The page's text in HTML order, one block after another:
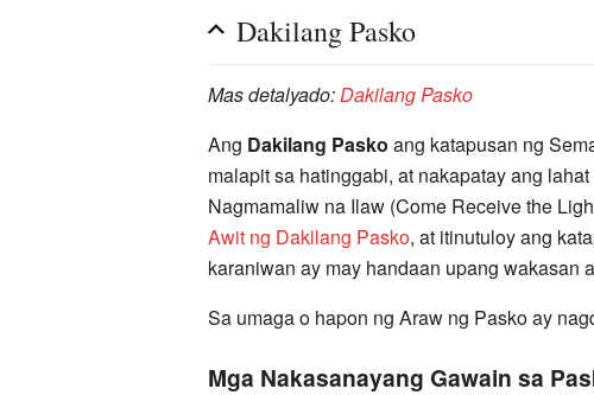
Dakilang Pasko
Mas detalyado: Dakilang Pasko
Ang Dakilang Pasko ang katapusan ng
malapit sa hatinggabi, at nakapatay ang
Nagmamaliw na Ilaw (Come Receive the
Awit ng Dakilang Pasko, at itinutuloy ang
karaniwan ay may handaan upang wakasan
Sa umaga o hapon ng Araw ng Pasko ay
Mga Nakasanayang Gawain sa